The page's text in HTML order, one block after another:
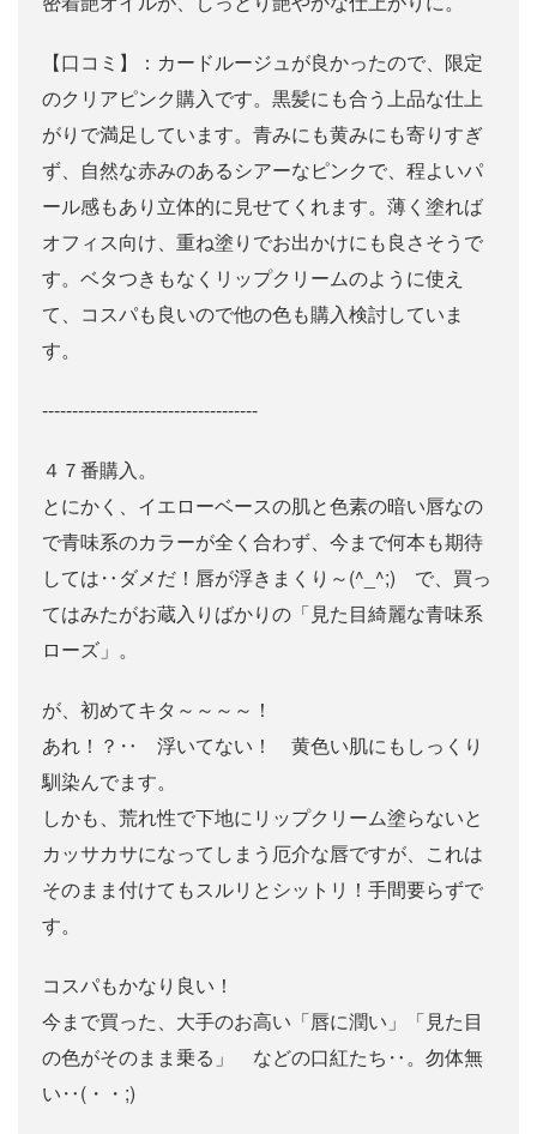
【口コミ】：カードルージュが良かったので、限定
のクリアピンク購入です。黒髪にも合う上品な仕上
がりで満足しています。青みにも黄みにも寄りすぎ
ず、自然な赤みのあるシアーなピンクで、程よいパ
ール感もあり立体的に見せてくれます。薄く塗れば
オフィス向け、重ね塗りでお出かけにも良さそうで
す。ベタつきもなくリップクリームのように使え
て、コスパも良いので他の色も購入検討していま
す。
------------------------------------
４７番購入。
とにかく、イエローベースの肌と色素の暗い唇なの
で青味系のカラーが全く合わず、今まで何本も期待
しては‥ダメだ！唇が浮きまくり～(^_^;) で、買っ
てはみたがお蔵入りばかりの「見た目綺麗な青味系
ローズ」。
が、初めてキタ～～～～！
あれ！？‥ 浮いてない！ 黄色い肌にもしっくり
馴染んでます。
しかも、荒れ性で下地にリップクリーム塗らないと
カッサカサになってしまう厄介な唇ですが、これは
そのまま付けてもスルリとシットリ！手間要らずで
す。
コスパもかなり良い！
今まで買った、大手のお高い「唇に潤い」「見た目
の色がそのまま乗る」 などの口紅たち‥。勿体無
い‥(・・;)